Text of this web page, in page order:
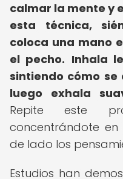
calmar la mente y
esta técnica,
coloca una mano
el pecho. Inhala
sintiendo cómo
luego exhala
Repite este
concentrándote
de lado los
Estudios han